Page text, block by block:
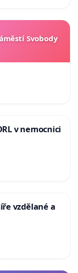
Svobody
v nemocnici
vzdělané a